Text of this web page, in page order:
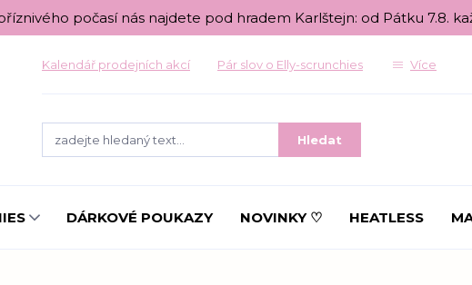
počasí nás najdete pod hradem Karlštejn: od Pátku 7.8.
Kalendář prodejních akcí Pár slov o Elly-scrunchies Více
Hledat
DÁRKOVÉ POUKAZY NOVINKY ♡ HEATLESS